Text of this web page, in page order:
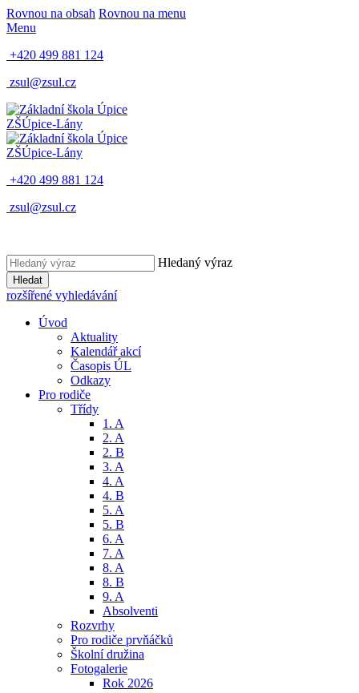
Rovnou na obsah Rovnou na menu
Menu
+420 499 881 124
zsul@zsul.cz
ZŠÚpice-Lány
ZŠÚpice-Lány
+420 499 881 124
zsul@zsul.cz
Hledaný výraz
Hledat
rozšířené vyhledávání
Úvod
Aktuality
Kalendář akcí
Časopis ÚL
Odkazy
Pro rodiče
Třídy
1. A
2. A
2. B
3. A
4. A
4. B
5. A
5. B
6. A
7. A
8. A
8. B
9. A
Absolventi
Rozvrhy
Pro rodiče prvňáčků
Školní družina
Fotogalerie
Rok 2026